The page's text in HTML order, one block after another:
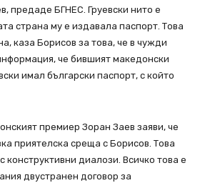
предаде БГНЕС. Груевски нито е
страна му е издавала паспорт. Това
каза Борисов за това, че в чужди
че бившият македонски
имал български паспорт, с който
премиер Зоран Заев заяви, че
приятелска среща с Борисов. Това
диалози. Всичко това е
двустранен договор за